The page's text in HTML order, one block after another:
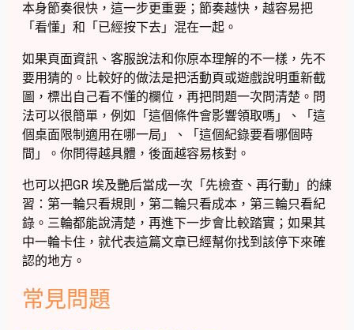
本身節奏很快，這一步更重要；節奏越快，越容易把
「看懂」和「已經按下去」混在一起。
如果頁面資訊、客服說法和你原本理解的不一樣，先不
要用猜的。比較好的做法是把活動頁或遊戲說明重新截
圖，標出自己看不懂的欄位，再把問題一次問清楚。問
法可以很簡單，例如「這個條件會影響領取嗎」、「這
個桌面限制適用在哪一局」、「這個紀錄要看哪個時
間」。你問得越具體，後面越容易核對。
也可以把GR 埃及艷后當成一次「先檢查、再行動」的練
習：第一輪只看規則，第二輪只看成本，第三輪只看紀
錄。三輪都能說清楚，再進下一步會比較踏實；如果其
中一輪卡住，就代表這篇文章已經幫你找到該停下來確
認的地方。
常見問題